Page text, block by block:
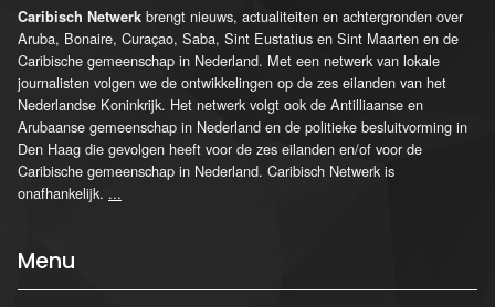
Caribisch Netwerk brengt nieuws, actualiteiten en achtergronden over
Aruba, Bonaire, Curaçao, Saba, Sint Eustatius en Sint Maarten en de
Caribische gemeenschap in Nederland. Met een netwerk van lokale
journalisten volgen we de ontwikkelingen op de zes eilanden van het
Nederlandse Koninkrijk. Het netwerk volgt ook de Antilliaanse en
Arubaanse gemeenschap in Nederland en de politieke besluitvorming in
Den Haag die gevolgen heeft voor de zes eilanden en/of voor de
Caribische gemeenschap in Nederland. Caribisch Netwerk is
onafhankelijk. ...
Menu